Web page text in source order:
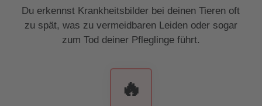
Du erkennst Krankheitsbilder bei deinen Tieren oft
zu spät, was zu vermeidbaren Leiden oder sogar
zum Tod deiner Pfleglinge führt.
🔥